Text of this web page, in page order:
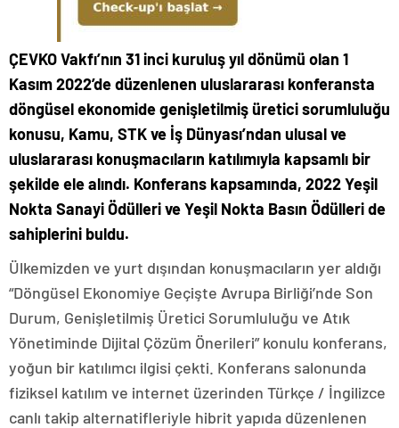
ÇEVKOVakfı’nın 31 inci kuruluş yıl dönümü olan 1
Kasım 2022’de düzenlenen uluslararası konferansta
döngüsel ekonomide genişletilmiş üretici sorumluluğu
konusu, Kamu, STK ve İş Dünyası’ndan ulusal ve
uluslararası konuşmacıların katılımıyla kapsamlı bir
şekilde ele alındı. Konferans kapsamında, 2022 Yeşil
Nokta Sanayi Ödülleri ve Yeşil Nokta Basın Ödülleri de
sahiplerini buldu.
Ülkemizden ve yurt dışından konuşmacıların yer aldığı
“Döngüsel Ekonomiye Geçişte Avrupa Birliği’nde Son
Durum, Genişletilmiş Üretici Sorumluluğu ve Atık
Yönetiminde Dijital Çözüm Önerileri” konulu konferans,
yoğun bir katılımcı ilgisi çekti. Konferans salonunda
fiziksel katılım ve internet üzerinden Türkçe / İngilizce
canlı takip alternatifleriyle hibrit yapıda düzenlenen